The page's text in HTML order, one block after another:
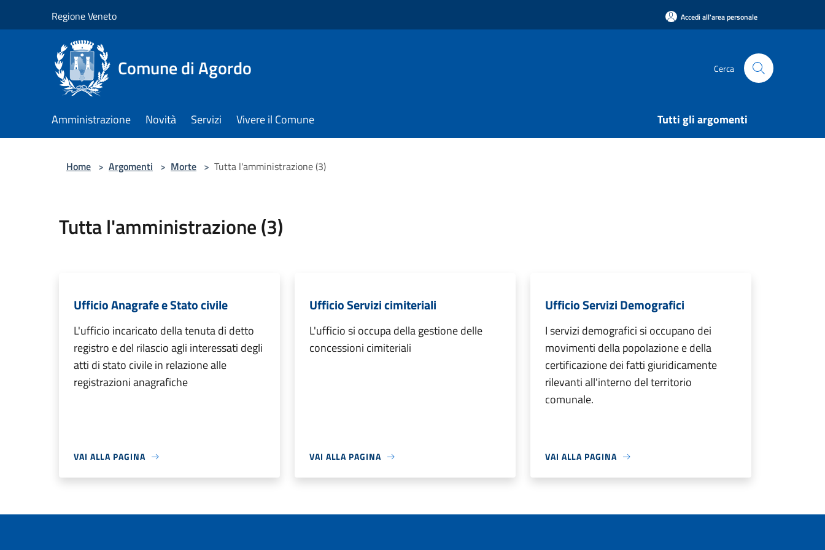
Regione Veneto Accedi all'area personale
Comune di Agordo Cerca
Amministrazione Novità Servizi Vivere il Comune Tutti gli argomenti
Home > Argomenti > Morte > Tutta l'amministrazione (3)
Tutta l'amministrazione (3)
Ufficio Anagrafe e Stato civile
L'ufficio incaricato della tenuta di detto
registro e del rilascio agli interessati degli
atti di stato civile in relazione alle
registrazioni anagrafiche
VAI ALLA PAGINA
Ufficio Servizi cimiteriali
L'ufficio si occupa della gestione delle
concessioni cimiteriali
VAI ALLA PAGINA
Ufficio Servizi Demografici
I servizi demografici si occupano dei
movimenti della popolazione e della
certificazione dei fatti giuridicamente
rilevanti all'interno del territorio
comunale.
VAI ALLA PAGINA